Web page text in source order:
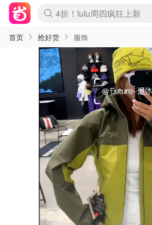
Boticinal 夏促开抢！
4折！lulu周四疯狂上新
还没结束！&OtherStories
Joybuy变相75折 随时失效
速领！Stanley独家85折
疑似霸哥！Camper额外叠
Zalando 奥莱闪促！每日
Moncler反季囤！5折起+叠
Coach Brooklyn仅€192
首页 抢好货 服饰